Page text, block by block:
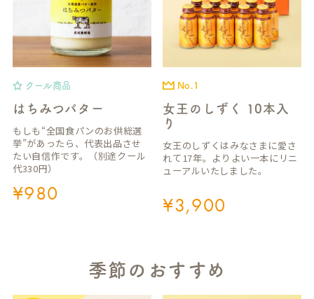
クール商品
はちみつバター
もしも“全国食パンのお供総選
挙”があったら、代表出品させ
たい自信作です。（別途クール
代330円）
¥980
No.1
女王のしずく 10本入
り
女王のしずくはみなさまに愛さ
れて17年。よりよい一本にリニ
ューアルいたしました。
¥3,900
季節のおすすめ